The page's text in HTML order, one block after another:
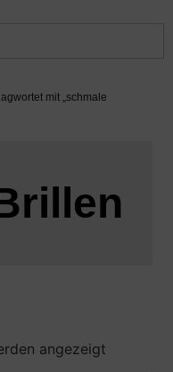
mit „schmale
angezeigt